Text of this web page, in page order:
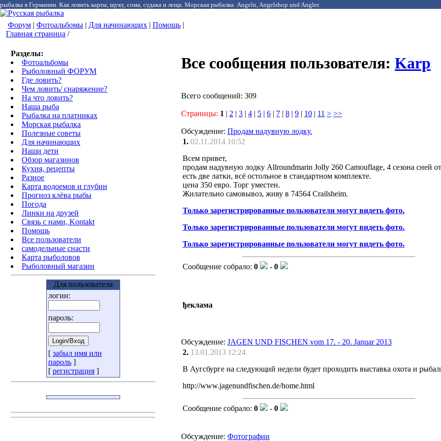
рыбалка в Германии. Как ловить карпа, щуку, сома, судака и леща. Морская рыбалка. Angeln, Angelshop und Angler.
Форум | Фотоальбомы | Для начинающих | Помощь |
Главная страница /
Разделы:
Фотоальбомы
Рыболовный ФОРУМ
Где ловить?
Чем ловить/ снаряжение?
На что ловить?
Наша рыба
Рыбалка на платниках
Морская рыбалка
Полезные советы
Для начинающих
Наши дети
Обзор магазинов
Кухня, рецепты
Разное
Карта водоемов и глубин
Прогноз клёва рыбы
Погода
Линки на друзей
Связь с нами, Kontakt
Помощь
Все пользователи
самодельные снасти
Карта рыболовов
Рыболовный магазин
Для пользователя
логин:
пароль:
[ забыл имя или
пароль ]
[ регистрация ]
Все сообщения пользователя: Karp
Всего сообщений: 309
Страницы: 1 | 2 | 3 | 4 | 5 | 6 | 7 | 8 | 9 | 10 | 11 > >>
Обсуждение: Продам надувную лодку.
1. 02.11.2014 10:52
Всем привет,
продам надувную лодку Allroundmarin Jolly 260 Camouflage, 4 сезона сней
есть две латки, всё остольное в стандартном комплекте.
цена 350 евро. Торг уместен.
Жилательно самовывоз, живу в 74564 Crailsheim.
Только зарегистрированные пользователи могут видеть фото.
Только зарегистрированные пользователи могут видеть фото.
Только зарегистрированные пользователи могут видеть фото.
Сообщение собрало: 0 - 0
ђеклама
Обсуждение: JAGEN UND FISCHEN vom 17. - 20. Januar 2013
2. 13.01.2013 12:24
В Аугсбурге на следующий недели будет проходить выставка охота и
http://www.jagenundfischen.de/home.html
Сообщение собрало: 0 - 0
Обсуждение: Фотографии